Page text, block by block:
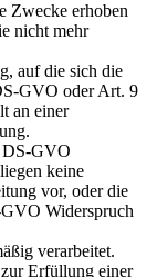
Zwecke erhoben
nicht mehr
auf die sich die
GVO oder Art. 9
an einer
DS-GVO
keine
vor, oder die
Widerspruch
verarbeitet.
Erfüllung einer